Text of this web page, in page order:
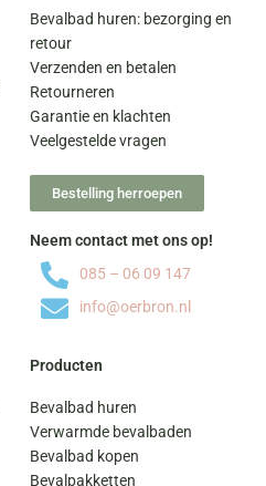
Bevalbad huren: bezorging en
retour
Verzenden en betalen
Retourneren
Garantie en klachten
Veelgestelde vragen
Bestelling herroepen
Neem contact met ons op!
085 – 06 09 147
info@oerbron.nl
Producten
Bevalbad huren
Verwarmde bevalbaden
Bevalbad kopen
Bevalpakketten